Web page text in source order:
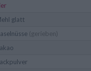
glatt
(gerieben)